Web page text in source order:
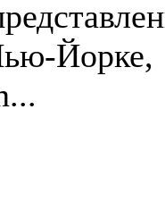
Йорке,